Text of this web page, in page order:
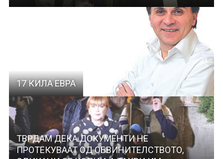
17 КИЛА ЕВРА
ТВРДАМ ДЕКА ДОКУМЕНТИ НЕ
ПРОТЕКУВААТ ОД ОБВИНИТЕЛСТВОТО,